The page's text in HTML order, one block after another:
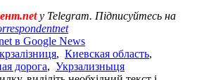
у Telegram. Підписуйтесь на
в Google News
, Киевская область,
дорога, Укрзализныця